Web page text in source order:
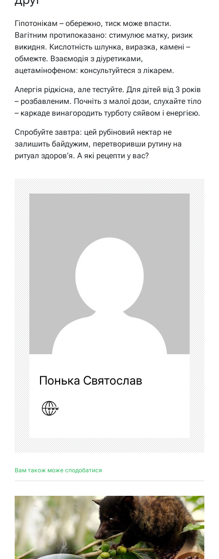
Гіпотонікам – обережно, тиск може впасти.
Вагітним протипоказано: стимулює матку, ризик
викидня. Кислотність шлунка, виразка, камені –
обмежте. Взаємодія з діуретиками,
ацетамінофеном: консультуйтеся з лікарем.
Алергія рідкісна, але тестуйте. Для дітей від 3 років
– розбавленим. Почніть з малої дози, слухайте тіло
– каркаде винагородить турботу сяйвом і енергією.
Спробуйте завтра: цей рубіновий нектар не
залишить байдужим, перетворивши рутину на
ритуал здоров’я. А які рецепти у вас?
Понька Святослав
Вам також може сподобатися